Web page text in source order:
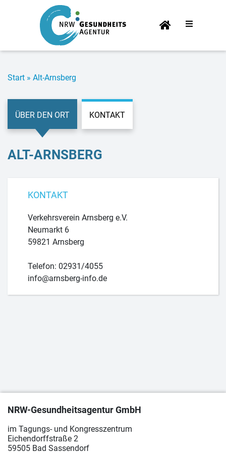
Start­
sei­te
Start » Alt-Arns­berg
ÜBER DEN ORT KONTAKT
ALT-ARNS­BERG
KONTAKT
Verkehrsverein Arnsberg e.V.
Neumarkt 6
59821 Arnsberg
Telefon: 02931/4055
info@arnsberg-info.de
NRW-Gesundheitsagentur GmbH
im Tagungs- und Kongresszentrum
Eichendorffstraße 2
59505 Bad Sassendorf